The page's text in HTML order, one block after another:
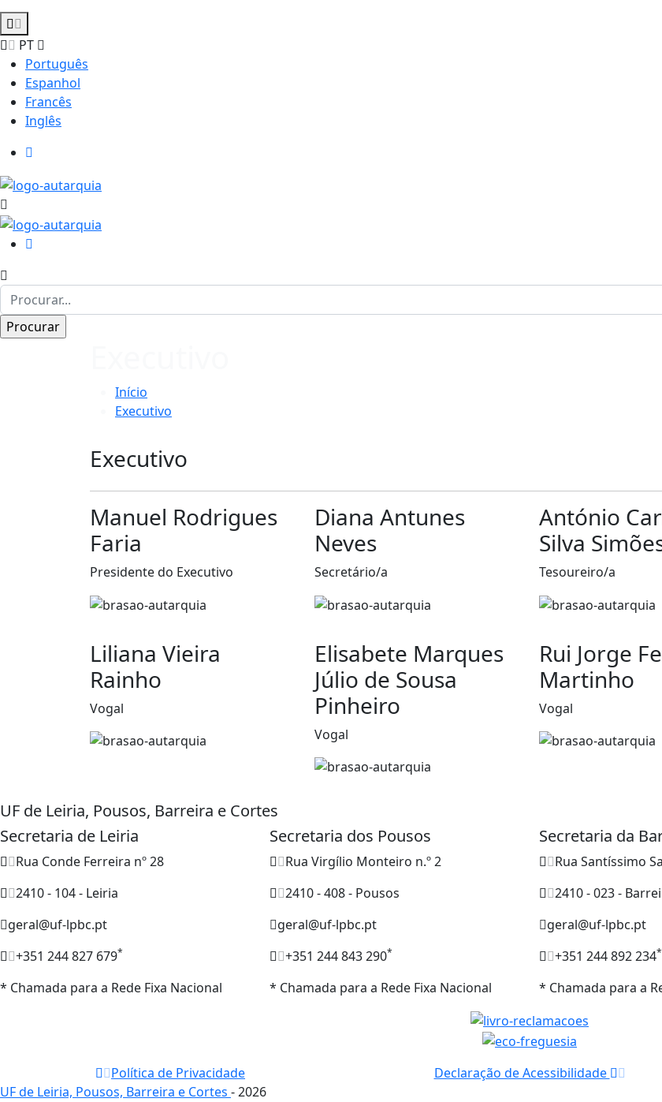
PT
Português
Espanhol
Francês
Inglês
Início
Executivo
Executivo
Manuel Rodrigues
Faria
Presidente do Executivo
Diana Antunes
Neves
Secretário/a
António
Silva
Tesoureiro/a
Liliana Vieira
Rainho
Vogal
Elisabete Marques
Júlio de Sousa
Pinheiro
Vogal
Rui Jorge
Martinho
Vogal
UF de Leiria, Pousos, Barreira e Cortes
Secretaria de Leiria
Rua Conde Ferreira nº 28
2410 - 104 - Leiria
geral@uf-lpbc.pt
+351 244 827 679*
* Chamada para a Rede Fixa Nacional
Secretaria dos Pousos
Rua Virgílio Monteiro n.º 2
2410 - 408 - Pousos
geral@uf-lpbc.pt
+351 244 843 290*
* Chamada para a Rede Fixa Nacional
Secretaria da
Rua Santíssimo
2410 - 023 -
geral@uf-lpbc.pt
+351 244 892 234*
* Chamada para a
Política de Privacidade Declaração de Acessibilidade
UF de Leiria, Pousos, Barreira e Cortes - 2026